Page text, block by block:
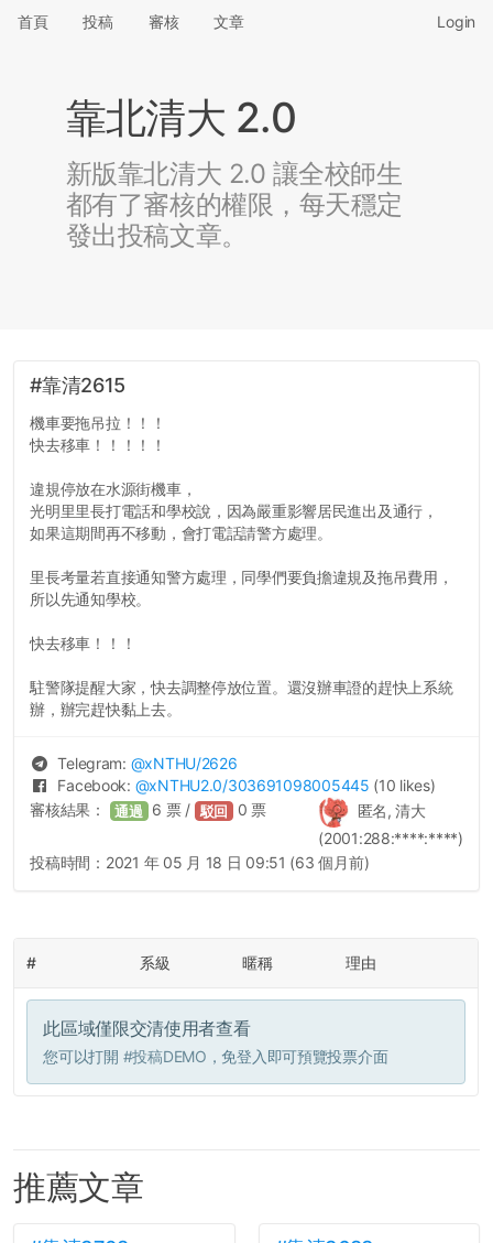
首頁 投稿 審核 文章 Login
靠北清大 2.0
新版靠北清大 2.0 讓全校師生
都有了審核的權限，每天穩定
發出投稿文章。
#靠清2615
機車要拖吊拉！！！
快去移車！！！！！
違規停放在水源街機車，
光明里里長打電話和學校說，因為嚴重影響居民進出及通行，
如果這期間再不移動，會打電話請警方處理。
里長考量若直接通知警方處理，同學們要負擔違規及拖吊費用，
所以先通知學校。
快去移車！！！
駐警隊提醒大家，快去調整停放位置。還沒辦車證的趕快上系統
辦，辦完趕快黏上去。
Telegram: @xNTHU/2626
Facebook: @xNTHU2.0/303691098005445 (10 likes)
匿名, 清大
(2001:288:****:****)
審核結果： 通過 6 票 / 駁回 0 票
投稿時間： 2021 年 05 月 18 日 09:51 (63 個月前)
# 系級 暱稱 理由
此區域僅限交清使用者查看
您可以打開 #投稿DEMO ，免登入即可預覽投票介面
推薦文章